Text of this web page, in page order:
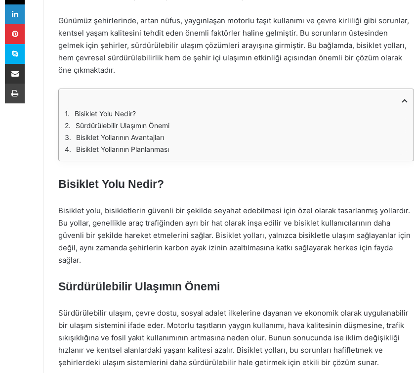
Günümüz şehirlerinde, artan nüfus, yaygınlaşan motorlu taşıt kullanımı ve çevre kirliliği gibi sorunlar,
kentsel yaşam kalitesini tehdit eden önemli faktörler haline gelmiştir. Bu sorunların üstesinden
gelmek için şehirler, sürdürülebilir ulaşım çözümleri arayışına girmiştir. Bu bağlamda, bisiklet yolları,
hem çevresel sürdürülebilirlik hem de şehir içi ulaşımın etkinliği açısından önemli bir çözüm olarak
öne çıkmaktadır.
Bisiklet Yolu Nedir?
Sürdürülebilir Ulaşımın Önemi
Bisiklet Yollarının Avantajları
Bisiklet Yollarının Planlanması
Bisiklet Yolu Nedir?
Bisiklet yolu, bisikletlerin güvenli bir şekilde seyahat edebilmesi için özel olarak tasarlanmış yollardır.
Bu yollar, genellikle araç trafiğinden ayrı bir hat olarak inşa edilir ve bisiklet kullanıcılarının daha
güvenli bir şekilde hareket etmelerini sağlar. Bisiklet yolları, yalnızca bisikletle ulaşım sağlayanlar için
değil, aynı zamanda şehirlerin karbon ayak izinin azaltılmasına katkı sağlayarak herkes için fayda
sağlar.
Sürdürülebilir Ulaşımın Önemi
Sürdürülebilir ulaşım, çevre dostu, sosyal adalet ilkelerine dayanan ve ekonomik olarak uygulanabilir
bir ulaşım sistemini ifade eder. Motorlu taşıtların yaygın kullanımı, hava kalitesinin düşmesine, trafik
sıkışıklığına ve fosil yakıt kullanımının artmasına neden olur. Bunun sonucunda ise iklim değişikliği
hızlanır ve kentsel alanlardaki yaşam kalitesi azalır. Bisiklet yolları, bu sorunları hafifletmek ve
şehirlerdeki ulaşım sistemlerini daha sürdürülebilir hale getirmek için etkili bir çözüm sunar.
LinkedIn
Pinterest
Skype
E-Posta ile paylaş